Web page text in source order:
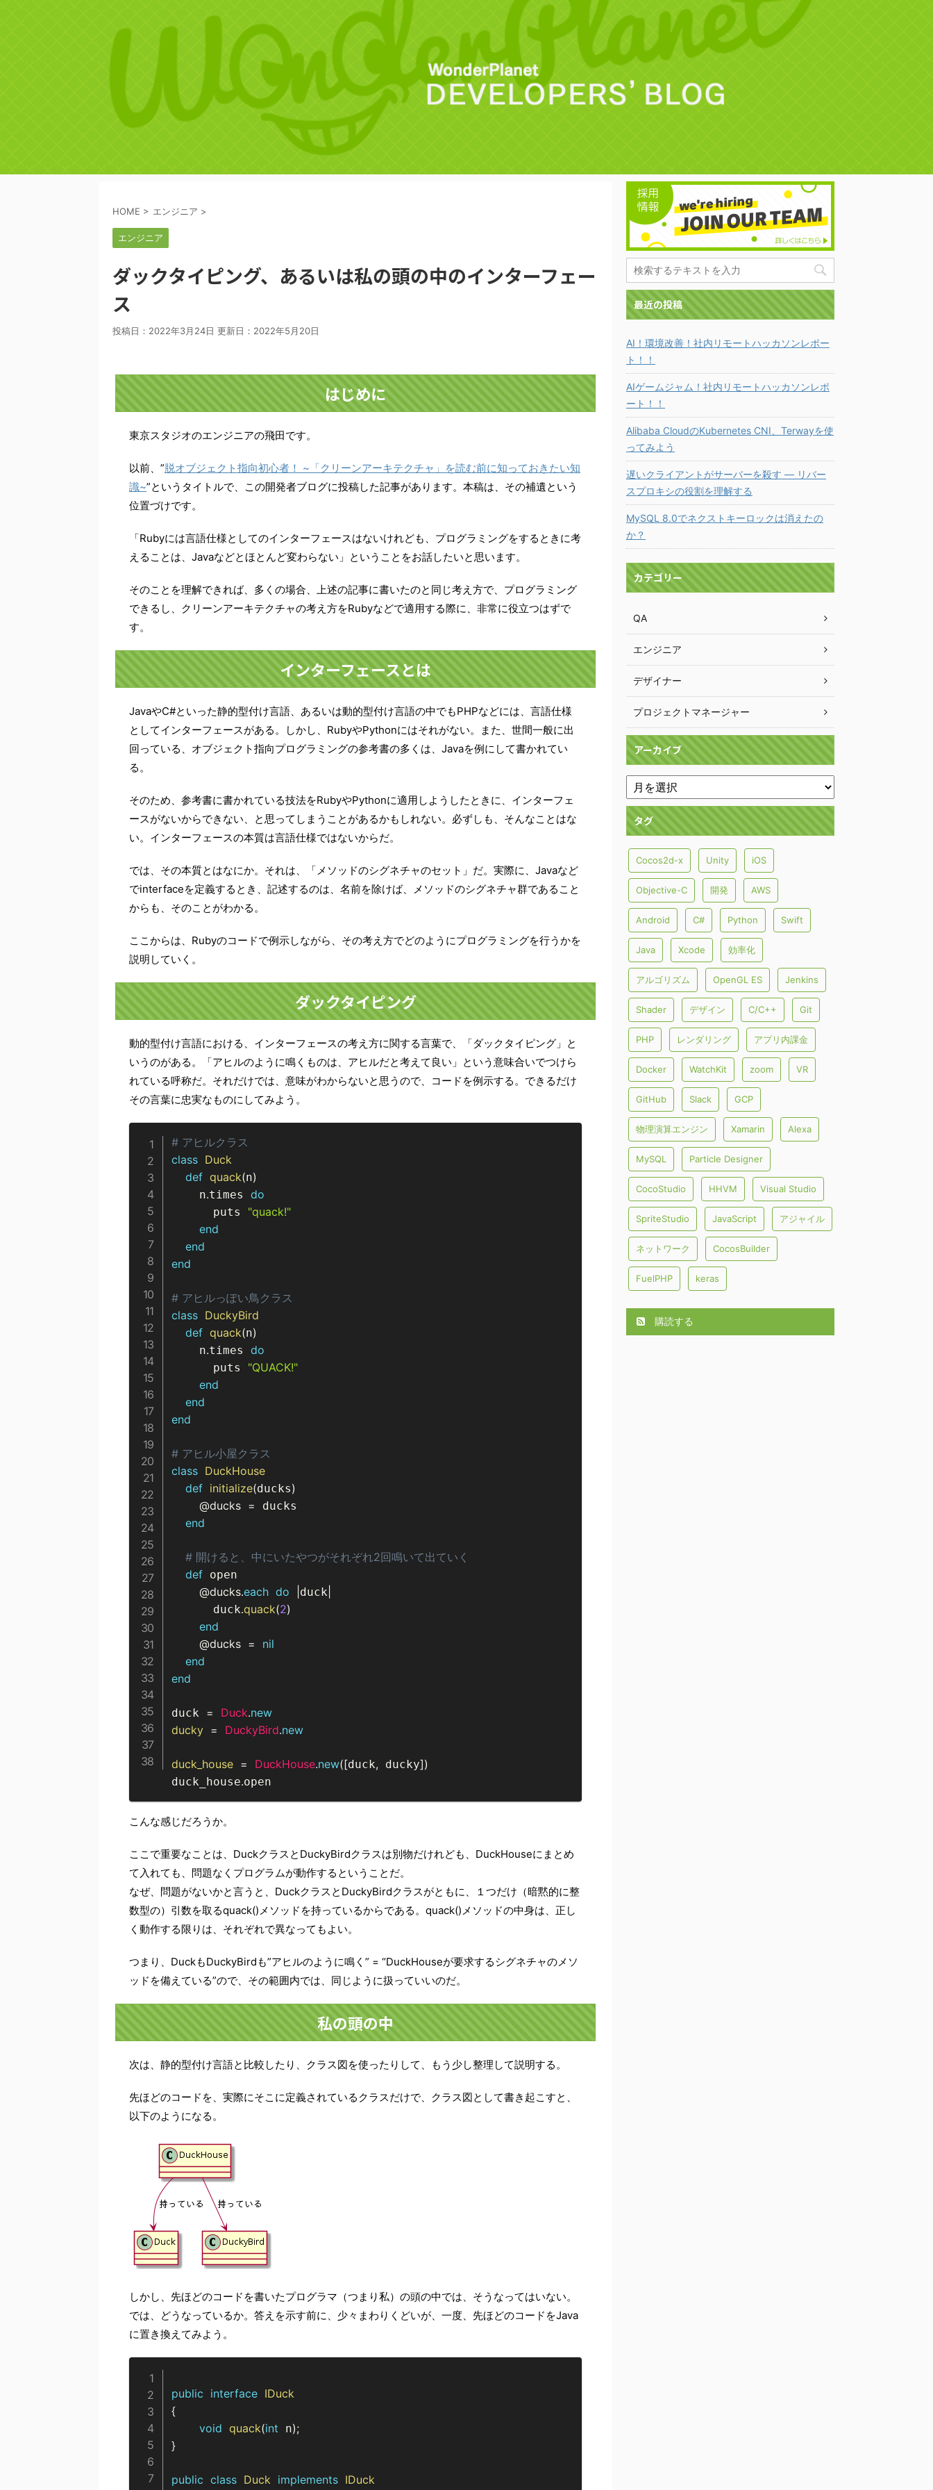
HOME > エンジニア >
エンジニア
ダックタイピング、あるいは私の頭の中のインターフェー
ス
投稿日：2022年3月24日 更新日： 2022年5月20日
はじめに
東京スタジオのエンジニアの飛田です。
以前、”脱オブジェクト指向初心者！ ~「クリーンアーキテクチャ」を読む前に知っておきたい知
識~”というタイトルで、この開発者ブログに投稿した記事があります。本稿は、その補遺という
位置づけです。
「Rubyには言語仕様としてのインターフェースはないけれども、プログラミングをするときに考
えることは、Javaなどとほとんど変わらない」ということをお話したいと思います。
そのことを理解できれば、多くの場合、上述の記事に書いたのと同じ考え方で、プログラミング
できるし、クリーンアーキテクチャの考え方をRubyなどで適用する際に、非常に役立つはずで
す。
インターフェースとは
JavaやC#といった静的型付け言語、あるいは動的型付け言語の中でもPHPなどには、言語仕様
としてインターフェースがある。しかし、RubyやPythonにはそれがない。また、世間一般に出
回っている、オブジェクト指向プログラミングの参考書の多くは、Javaを例にして書かれてい
る。
そのため、参考書に書かれている技法をRubyやPythonに適用しようしたときに、インターフェ
ースがないからできない、と思ってしまうことがあるかもしれない。必ずしも、そんなことはな
い。インターフェースの本質は言語仕様ではないからだ。
では、その本質とはなにか。それは、「メソッドのシグネチャのセット」だ。実際に、Javaなど
でinterfaceを定義するとき、記述するのは、名前を除けば、メソッドのシグネチャ群であること
からも、そのことがわかる。
ここからは、Rubyのコードで例示しながら、その考え方でどのようにプログラミングを行うかを
説明していく。
ダックタイピング
動的型付け言語における、インターフェースの考え方に関する言葉で、「ダックタイピング」と
いうのがある。「アヒルのように鳴くものは、アヒルだと考えて良い」という意味合いでつけら
れている呼称だ。それだけでは、意味がわからないと思うので、コードを例示する。できるだけ
その言葉に忠実なものにしてみよう。
# アヒルクラス
class Duck
def quack(n)
    n
.times do
      puts
"quack!"
end
end
end
# アヒルっぽい鳥クラス
class DuckyBird
def quack(n)
    n
.times do
      puts
"QUACK!"
end
end
end
# アヒル小屋クラス
class DuckHouse
def initialize(ducks)
@ducks = ducks
end
# 開けると、中にいたやつがそれぞれ2回鳴いて出ていく
def open
@ducks.each do duck
      duck
.quack(2)
end
@ducks =
nil
end
end
duck = Duck.new
ducky = DuckyBird.new
duck_house = DuckHouse.new([duck, ducky])
duck_house.open
こんな感じだろうか。
ここで重要なことは、DuckクラスとDuckyBirdクラスは別物だけれども、DuckHouseにまとめ
て入れても、問題なくプログラムが動作するということだ。
なぜ、問題がないかと言うと、DuckクラスとDuckyBirdクラスがともに、１つだけ（暗黙的に整
数型の）引数を取るquack()メソッドを持っているからである。quack()メソッドの中身は、正し
く動作する限りは、それぞれで異なってもよい。
つまり、DuckもDuckyBirdも”アヒルのように鳴く” = “DuckHouseが要求するシグネチャのメソ
ッドを備えている”ので、その範囲内では、同じように扱っていいのだ。
私の頭の中
次は、静的型付け言語と比較したり、クラス図を使ったりして、もう少し整理して説明する。
先ほどのコードを、実際にそこに定義されているクラスだけで、クラス図として書き起こすと、
以下のようになる。
しかし、先ほどのコードを書いたプログラマ（つまり私）の頭の中では、そうなってはいない。
では、どうなっているか。答えを示す前に、少々まわりくどいが、一度、先ほどのコードをJava
に置き換えてみよう。
public interface IDuck
{
void quack(int n);
}
public class Duck implements IDuck
最近の投稿
AI！環境改善！社内リモートハッカソンレポー
ト！！
AIゲームジャム！社内リモートハッカソンレポ
ート！！
Alibaba CloudのKubernetes CNI、Terwayを使
ってみよう
遅いクライアントがサーバーを殺す ― リバー
スプロキシの役割を理解する
MySQL 8.0でネクストキーロックは消えたの
か？
カテゴリー
QA
エンジニア
デザイナー
プロジェクトマネージャー
アーカイブ
タグ
Cocos2d-x Unity iOS
Objective-C 開発 AWS
Android C# Python Swift
Java Xcode 効率化
アルゴリズム OpenGL ES Jenkins
Shader デザイン C/C++ Git
PHP レンダリング アプリ内課金
Docker WatchKit zoom VR
GitHub Slack GCP
物理演算エンジン Xamarin Alexa
MySQL Particle Designer
CocoStudio HHVM Visual Studio
SpriteStudio JavaScript アジャイル
ネットワーク CocosBuilder
FuelPHP keras
購読する